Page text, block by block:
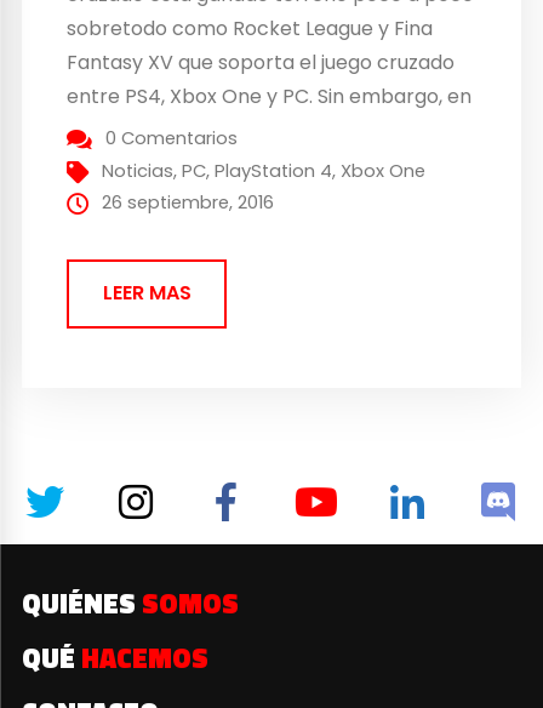
sobretodo como Rocket League y Fina
Fantasy XV que soporta el juego cruzado
entre PS4, Xbox One y PC. Sin embargo, en
el futuro juego de Bandai Namco, Tekken 7
podría no tenerlo porque según las
palabras de su creador podrían...
0 Comentarios
Noticias,PC,PlayStation 4, Xbox One
26 septiembre, 2016
LEER MAS
QUIÉNES SOMOS
QUÉ HACEMOS